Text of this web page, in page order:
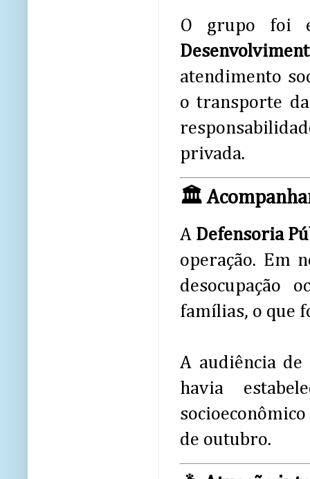
O grupo foi
atendimento
o transporte
privada.
🏛️
A Defensoria
operação. Em
desocupação
famílias, o que
A audiência
havia
de outubro.